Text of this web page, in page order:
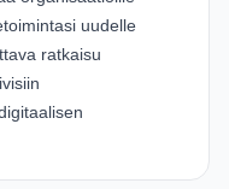
uudelle
ratkaisu